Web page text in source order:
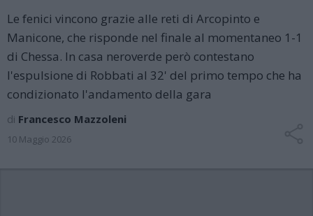
Le fenici vincono grazie alle reti di Arcopinto e
Manicone, che risponde nel finale al momentaneo 1-1
di Chessa. In casa neroverde però contestano
l'espulsione di Robbati al 32' del primo tempo che ha
condizionato l'andamento della gara
di Francesco Mazzoleni
10 Maggio 2026